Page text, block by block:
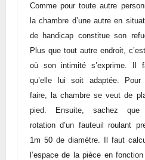
Comme pour toute autre
la chambre d’une autre en
de handicap constitue son
Plus que tout autre endroit,
où son intimité s’exprime. Il
qu’elle lui soit adaptée. Pour
faire, la chambre se veut de
pied. Ensuite, sachez
rotation d’un fauteuil roulant
1m 50 de diamètre. Il faut
l’espace de la pièce en